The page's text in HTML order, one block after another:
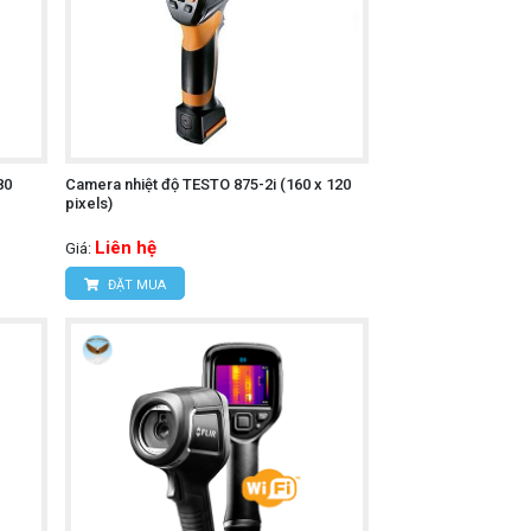
liệu nhanh chóng và dễ dàng với máy
dùng thân thiện, đảm bảo sự dễ
các vấn đề về nhiệt độ trong hệ thống
trình sản xuất công nghiệp, từ kiểm tra
nhiệt, tường, sàn, trần và cấu trúc
các bệnh viện, phòng khám hoặc
Camera nhiệt độ TESTO 875-2i (160 x 120
pixels)
Giá: Liên hệ
ĐẶT MUA